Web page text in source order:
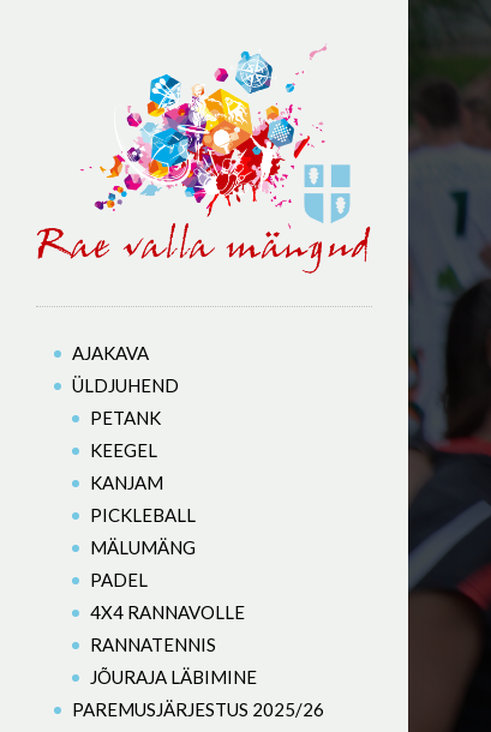
AJAKAVA
ÜLDJUHEND
PETANK
KEEGEL
KANJAM
PICKLEBALL
MÄLUMÄNG
PADEL
4X4 RANNAVOLLE
RANNATENNIS
JÕURAJA LÄBIMINE
PAREMUSJÄRJESTUS 2025/26